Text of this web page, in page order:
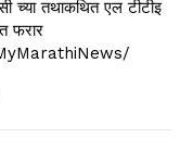
च्या तथाकथित एल टीटीइ
फरार